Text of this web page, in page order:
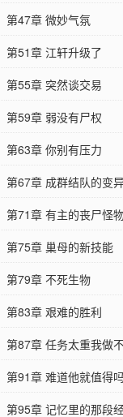
第47章 微妙气氛
第51章 江轩升级了
第55章 突然谈交易
第59章 弱没有尸权
第63章 你别有压力
第67章 成群结队的变
第71章 有主的丧尸怪
第75章 巢母的新技能
第79章 不死生物
第83章 艰难的胜利
第87章 任务太重我做
第91章 难道他就值得
第95章 记忆里的那段